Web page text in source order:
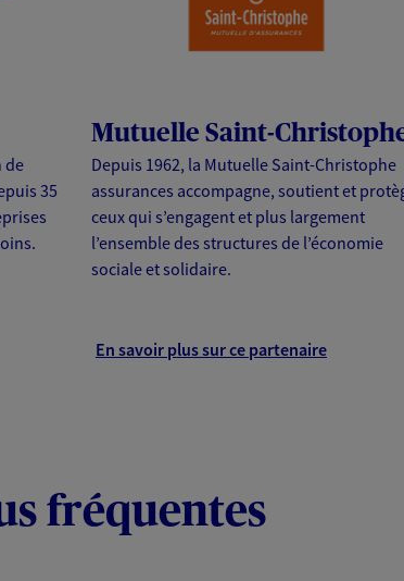
de
35
Mutuelle Saint-
Depuis 1962, la Mutuelle Saint-Christophe
assurances accompagne, soutient et
ceux qui s’engagent et plus largement
l’ensemble des structures de l’économie
sociale et solidaire.
En savoir plus sur ce partenaire
fréquentes